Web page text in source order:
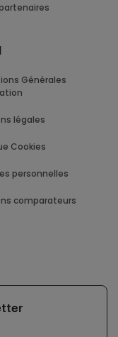
partenaires
légales
Cookies
personnelles
comparateurs